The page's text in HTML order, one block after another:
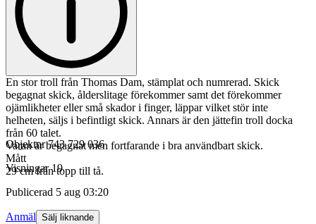
En stor troll från Thomas Dam, stämplat och numrerad. Skick
begagnat skick, ålderslitage förekommer samt det förekommer
ojämlikheter eller små skador i finger, läppar vilket stör inte
helheten, säljs i befintligt skick. Annars är den jättefin troll docka
från 60 talet.
Varan är begagnat men fortfarande i bra användbart skick.
Mått
29 cm från topp till tå.
Objektnr 743 729 036
Visningar 19
Publicerad 5 aug 03:20
Anmäl Sälj liknande